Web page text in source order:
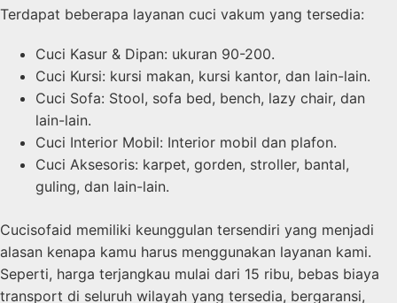
Terdapat beberapa layanan cuci vakum yang tersedia:
Cuci Kasur & Dipan: ukuran 90-200.
Cuci Kursi: kursi makan, kursi kantor, dan lain-lain.
Cuci Sofa: Stool, sofa bed, bench, lazy chair, dan
lain-lain.
Cuci Interior Mobil: Interior mobil dan plafon.
Cuci Aksesoris: karpet, gorden, stroller, bantal,
guling, dan lain-lain.
Cucisofaid memiliki keunggulan tersendiri yang menjadi
alasan kenapa kamu harus menggunakan layanan kami.
Seperti, harga terjangkau mulai dari 15 ribu, bebas biaya
transport di seluruh wilayah yang tersedia, bergaransi,